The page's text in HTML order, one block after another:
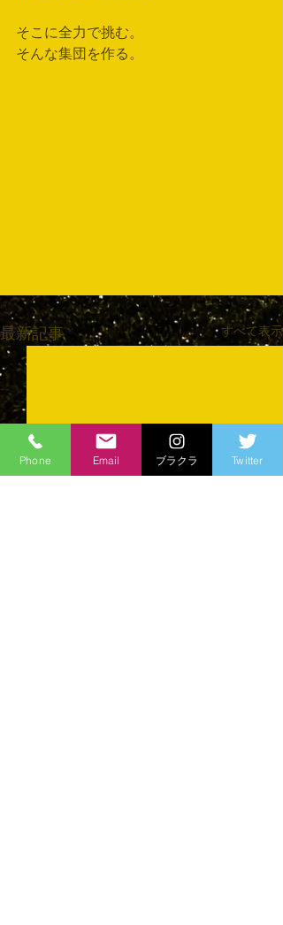
そこに全力で挑む。
そんな集団を作る。
最新記事 すべて表示
Phone Email ブラクラ Twitter